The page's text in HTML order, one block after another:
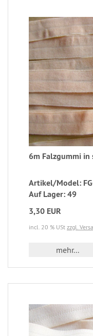
6m Falzgummi in
Artikel/Model:
Auf Lager: 49
3,30 EUR
incl. 20 % USt zzgl.
mehr...